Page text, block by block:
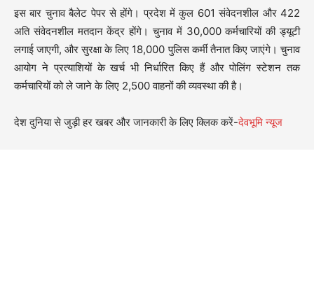
इस बार चुनाव बैलेट पेपर से होंगे। प्रदेश में कुल 601 संवेदनशील और 422
अति संवेदनशील मतदान केंद्र होंगे। चुनाव में 30,000 कर्मचारियों की ड्यूटी
लगाई जाएगी, और सुरक्षा के लिए 18,000 पुलिस कर्मी तैनात किए जाएंगे। चुनाव
आयोग ने प्रत्याशियों के खर्च भी निर्धारित किए हैं और पोलिंग स्टेशन तक
कर्मचारियों को ले जाने के लिए 2,500 वाहनों की व्यवस्था की है।
देश दुनिया से जुड़ी हर खबर और जानकारी के लिए क्लिक करें-देवभूमि न्यूज